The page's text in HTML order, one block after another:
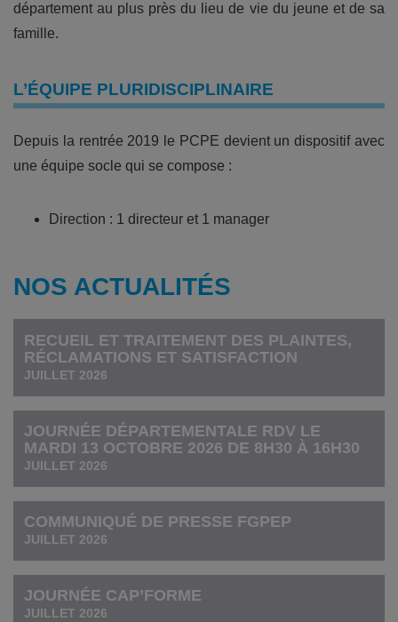
département au plus près du lieu de vie du jeune et de sa
famille.
L’ÉQUIPE PLURIDISCIPLINAIRE
Depuis la rentrée 2019 le PCPE devient un dispositif avec
une équipe socle qui se compose :
Direction : 1 directeur et 1 manager
NOS ACTUALITÉS
RECUEIL ET TRAITEMENT DES PLAINTES,
RÉCLAMATIONS ET SATISFACTION
JUILLET 2026
JOURNÉE DÉPARTEMENTALE RDV LE
MARDI 13 OCTOBRE 2026 DE 8H30 À 16H30
JUILLET 2026
COMMUNIQUÉ DE PRESSE FGPEP
JUILLET 2026
JOURNÉE CAP’FORME
JUILLET 2026